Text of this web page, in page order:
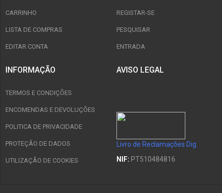
CARRINHO
LISTA DE COMPRAS
EDITAR CONTA
REGISTAR-SE
PESQUISAR
ENTRADA
INFORMAÇÃO
TERMOS E CONDIÇÕES
ENCOMENDAS E DEVOLUÇÕES
POLITICA DE PRIVACIDADE
PROTEÇÃO DE DADOS
UTILIZAÇÃO DE COOKIES
AVISO LEGAL
Livro de Reclamações Dig.
NIF: PT510484816